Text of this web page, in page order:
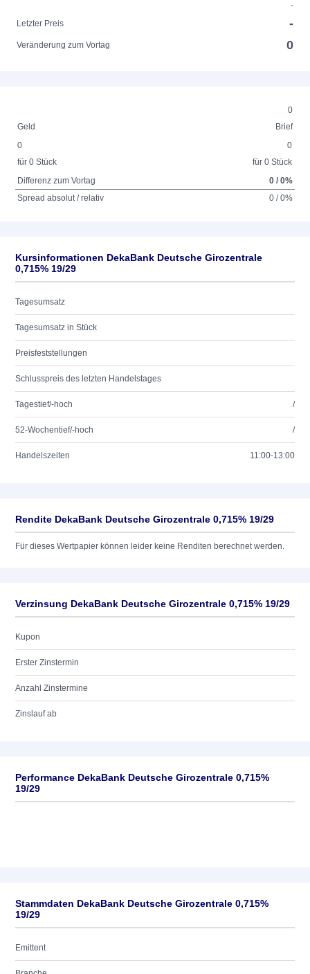
-
Letzter Preis
-
Veränderung zum Vortag 0
0
Geld
Brief
0
für 0 Stück
0
für 0 Stück
Differenz zum Vortag
0 / 0%
Spread absolut / relativ
0 / 0%
Kursinformationen DekaBank Deutsche Girozentrale
0,715% 19/29
Tagesumsatz
Tagesumsatz in Stück
Preisfeststellungen
Schlusspreis des letzten Handelstages
Tagestief/-hoch /
52-Wochentief/-hoch /
Handelszeiten 11:00-13:00
Rendite DekaBank Deutsche Girozentrale 0,715% 19/29
Für dieses Wertpapier können leider keine Renditen berechnet werden.
Verzinsung DekaBank Deutsche Girozentrale 0,715% 19/29
Kupon
Erster Zinstermin
Anzahl Zinstermine
Zinslauf ab
Performance DekaBank Deutsche Girozentrale 0,715%
19/29
Stammdaten DekaBank Deutsche Girozentrale 0,715%
19/29
Emittent